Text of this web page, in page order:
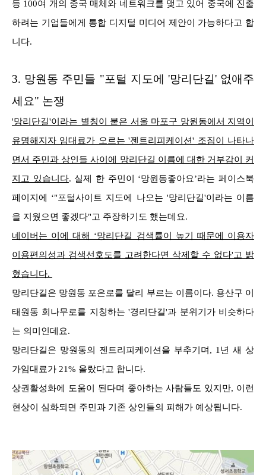
등 100여 개의 중국 매체와 네트워크를 맺고 있어 중국에 진출
하려는 기업들에게 통합 디지털 미디어 제안이 가능하다고 합
니다.
3. 망원동 주민들 "포털 지도에 '망리단길' 없애주
세요" 논쟁
'망리단길'이라는 별칭이 붙은 서울 마포구 망원동에서 지역이
유명해지자 임대료가 오르는 '젠트리피케이션' 조짐이 나타나
면서 주민과 상인들 사이에 망리단길 이름에 대한 거부감이 커
지고 있습니다. 실제 한 주민이 ‘망원동좋아요’라는 페 이스북
페이지에 ‘"포털사이트 지도에 나오는 '망리단길'이라는 이름
을 지웠으면 좋겠다"고 주장하기도 했는데요.
네이버는 이에 대해 ‘망리단길 검색률이 높기 때문에 이용자
이용편의성과 검색선호도를 고려한다면 삭제할 수 없다'고 밝
혔습니다.
망리단길은 망원동 포은로를 달리 부르는 이름이다. 용산구 이
태원동 회나무로를 지칭하는 '경리단길'과 분위기 가 비슷하다
는 의미인데요.
망리단길은 망원동의 젠트리피케이션을 부추기며, 1년 새 상
가임대료가 21% 올랐다고 합니다.
상권활성화에 도움이 된다며 좋아하는 사람들도 있지만, 이런
현상이 심화되면 주민과 기존 상인들의 피해가 예상됩니다.